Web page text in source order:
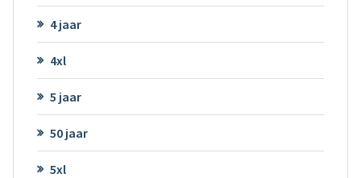
4 jaar
4xl
5 jaar
50 jaar
5xl